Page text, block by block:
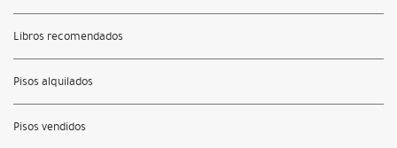
Libros recomendados
Pisos alquilados
Pisos vendidos